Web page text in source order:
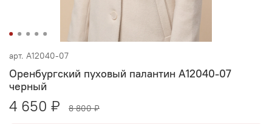
арт. А12040-07
Оренбургский пуховый палантин А12040-07
черный
4 650 ₽ 8 800 ₽